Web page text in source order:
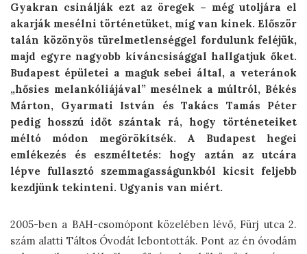
Gyakran csinálják ezt az öregek – még utoljára el
akarják mesélni történetüket, míg van kinek. Először
talán közönyös türelmetlenséggel fordulunk feléjük,
majd egyre nagyobb kíváncsisággal hallgatjuk őket.
Budapest épületei a maguk sebei által, a veteránok
„hősies melankóliájával” mesélnek a múltról, Békés
Márton, Gyarmati István és Takács Tamás Péter
pedig hosszú időt szántak rá, hogy történeteiket
méltó módon megörökítsék. A Budapest hegei
emlékezés és eszméltetés: hogy aztán az utcára
lépve fullasztó szemmagasságunkból kicsit feljebb
kezdjünk tekinteni. Ugyanis van miért.
2005-ben a BAH-csomópont közelében lévő, Fürj utca 2.
szám alatti Táltos Óvodát lebontották. Pont az én óvodám